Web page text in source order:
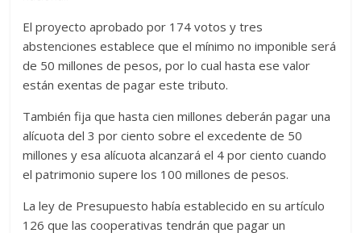
El proyecto aprobado por 174 votos y tres
abstenciones establece que el mínimo no imponible será
de 50 millones de pesos, por lo cual hasta ese valor
están exentas de pagar este tributo.
También fija que hasta cien millones deberán pagar una
alícuota del 3 por ciento sobre el excedente de 50
millones y esa alícuota alcanzará el 4 por ciento cuando
el patrimonio supere los 100 millones de pesos.
La ley de Presupuesto había establecido en su artículo
126 que las cooperativas tendrán que pagar un